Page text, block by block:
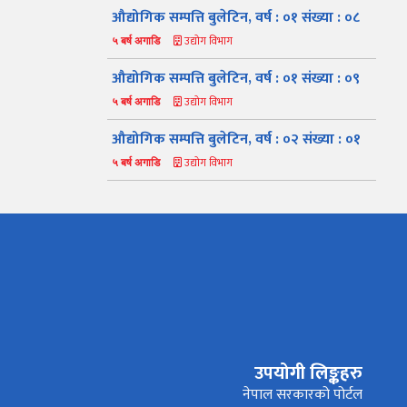
औद्योगिक सम्पत्ति बुलेटिन, वर्ष : ०१ संख्या : ०८
५ बर्ष अगाडि उद्योग विभाग
औद्योगिक सम्पत्ति बुलेटिन, वर्ष : ०१ संख्या : ०९
५ बर्ष अगाडि उद्योग विभाग
औद्योगिक सम्पत्ति बुलेटिन, वर्ष : ०२ संख्या : ०१
५ बर्ष अगाडि उद्योग विभाग
औद्योगिक ऐन र नियमावली प्रकाशनहरू नागरिक बडापत्र
उपयोगी लिङ्कहरु
नेपाल सरकारको पोर्टल